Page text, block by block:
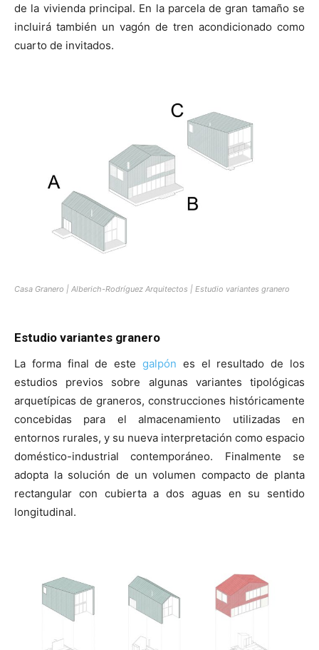
de la vivienda principal. En la parcela de gran tamaño se
incluirá también un vagón de tren acondicionado como
cuarto de invitados.
Casa Granero | Alberich-Rodríguez Arquitectos | Estudio variantes granero
Estudio variantes granero
La forma final de este galpón es el resultado de los
estudios previos sobre algunas variantes tipológicas
arquetípicas de graneros, construcciones históricamente
concebidas para el almacenamiento utilizadas en
entornos rurales, y su nueva interpretación como espacio
doméstico-industrial contemporáneo. Finalmente se
adopta la solución de un volumen compacto de planta
rectangular con cubierta a dos aguas en su sentido
longitudinal.